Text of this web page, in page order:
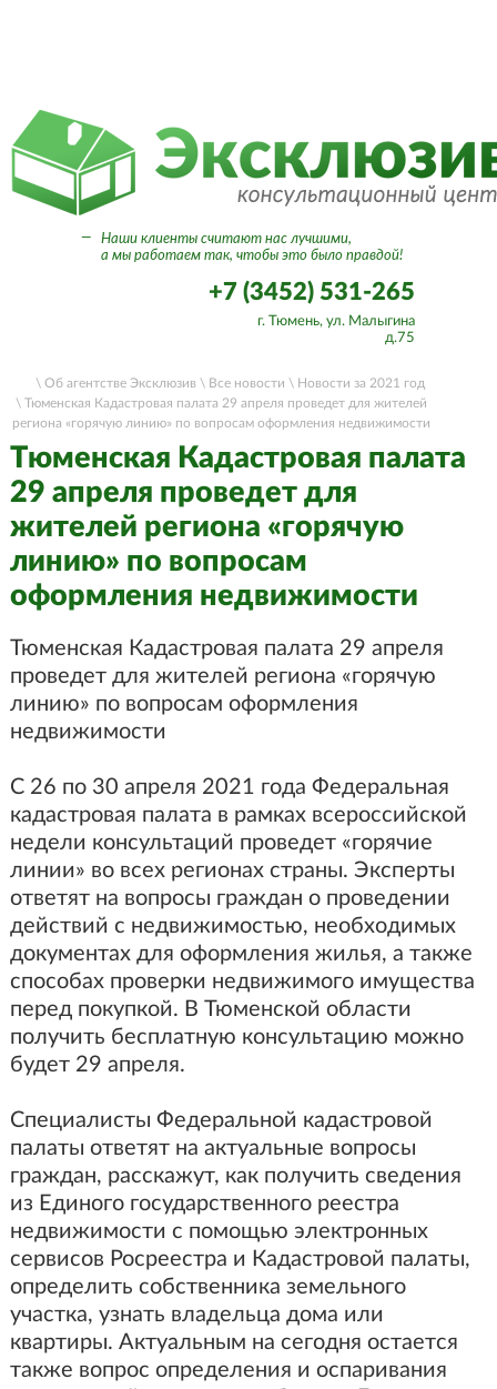
—
Наши клиенты считают нас лучшими,
а мы работаем так, чтобы это было правдой!
+7 (3452) 531-265
г. Тюмень, ул. Малыгина
д.75
\ Об агентстве Эксклюзив\ Все новости \ Новости за 2021 год
\ Тюменская Кадастровая палата 29 апреля проведет для жителей
региона «горячую линию» по вопросам оформления недвижимости
Тюменская Кадастровая палата
29 апреля проведет для
жителей региона «горячую
линию» по вопросам
оформления недвижимости
Тюменская Кадастровая палата 29 апреля
проведет для жителей региона «горячую
линию» по вопросам оформления
недвижимости
С 26 по 30 апреля 2021 года Федеральная
кадастровая палата в рамках всероссийской
недели консультаций проведет «горячие
линии» во всех регионах страны. Эксперты
ответят на вопросы граждан о проведении
действий с недвижимостью, необходимых
документах для оформления жилья, а также
способах проверки недвижимого имущества
перед покупкой. В Тюменской области
получить бесплатную консультацию можно
будет 29 апреля.
Специалисты Федеральной кадастровой
палаты ответят на актуальные вопросы
граждан, расскажут, как получить сведения
из Единого государственного реестра
недвижимости с помощью электронных
сервисов Росреестра и Кадастровой палаты,
определить собственника земельного
участка, узнать владельца дома или
квартиры. Актуальным на сегодня остается
также вопрос определения и оспаривания